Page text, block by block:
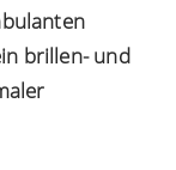
brillen- und